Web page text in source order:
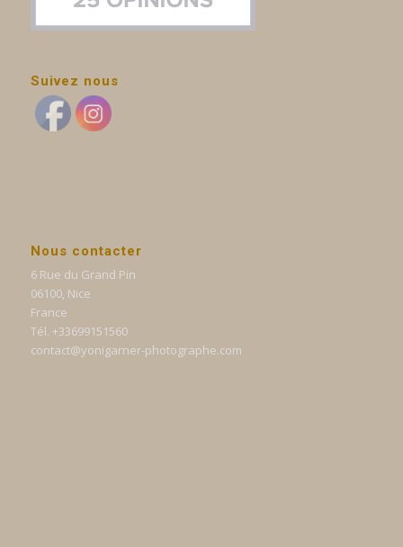
Suivez nous
Nous contacter
6 Rue du Grand Pin
06100, Nice
France
Tél. +33699151560
contact@yonigarner-photographe.com